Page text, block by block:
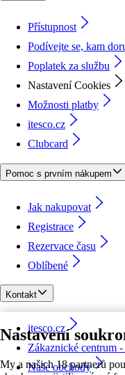
Nastavení
My a našich 18 partnerů
Přístupnost
Podívejte se, kam
Poplatek za službu
Nastavení Cookies
Možnosti platby
itesco.cz
Clubcard
Pomoc s prvním nákupem
Jak nakupovat
Registrace
Rezervace času
Oblíbené
Kontakt
itesco.cz
Zákaznické centrum
Naše obchody